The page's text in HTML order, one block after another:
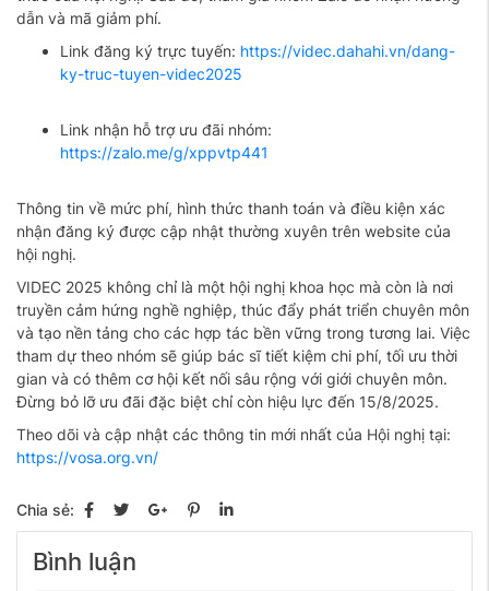
dẫn và mã giảm phí.
Link đăng ký trực tuyến: https://videc.dahahi.vn/dang-
ky-truc-tuyen-videc2025
Link nhận hỗ trợ ưu đãi nhóm:
https://zalo.me/g/xppvtp441
Thông tin về mức phí, hình thức thanh toán và điều kiện xác
nhận đăng ký được cập nhật thường xuyên trên website của
hội nghị.
VIDEC 2025 không chỉ là một hội nghị khoa học mà còn là nơi
truyền cảm hứng nghề nghiệp, thúc đẩy phát triển chuyên môn
và tạo nền tảng cho các hợp tác bền vững trong tương lai. Việc
tham dự theo nhóm sẽ giúp bác sĩ tiết kiệm chi phí, tối ưu thời
gian và có thêm cơ hội kết nối sâu rộng với giới chuyên môn.
Đừng bỏ lỡ ưu đãi đặc biệt chỉ còn hiệu lực đến 15/8/2025.
Theo dõi và cập nhật các thông tin mới nhất của Hội nghị tại:
https://vosa.org.vn/
Chia sẻ:
Bình luận